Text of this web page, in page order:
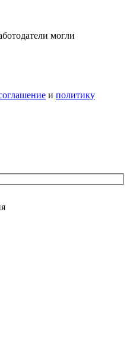
могли
и политику